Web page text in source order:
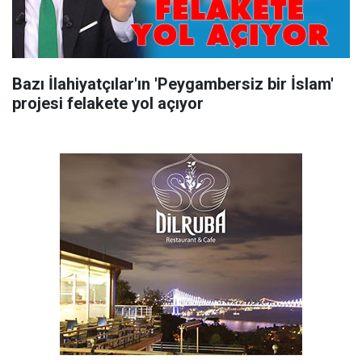
Bazı İlahiyatçılar'ın 'Peygambersiz bir İslam'
projesi felakete yol açıyor